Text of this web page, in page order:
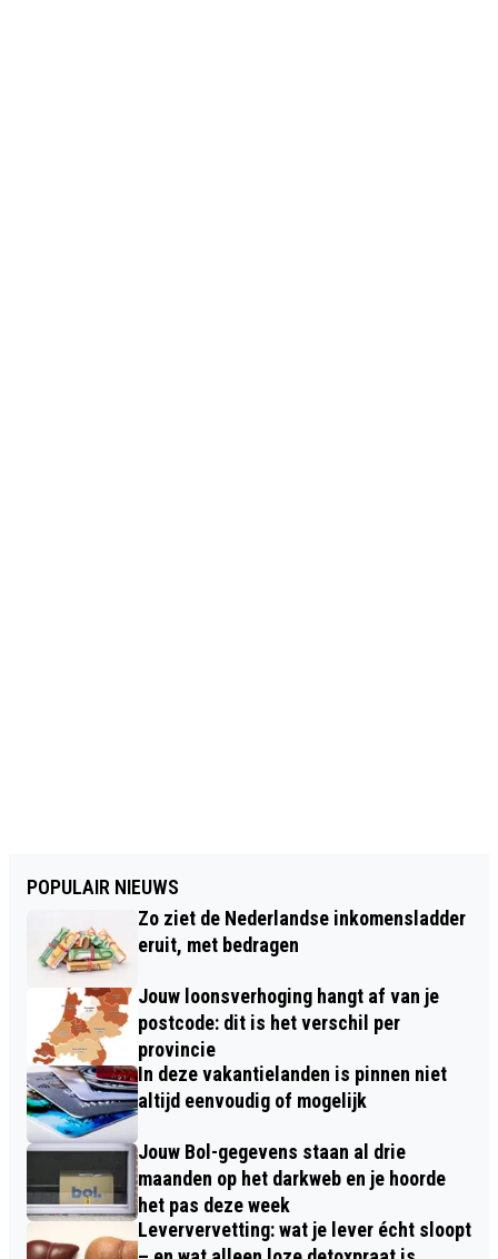
POPULAIR NIEUWS
Zo ziet de Nederlandse inkomensladder
eruit, met bedragen
Jouw loonsverhoging hangt af van je
postcode: dit is het verschil per
provincie
In deze vakantielanden is pinnen niet
altijd eenvoudig of mogelijk
Jouw Bol-gegevens staan al drie
maanden op het darkweb en je hoorde
het pas deze week
Leververvetting: wat je lever écht sloopt